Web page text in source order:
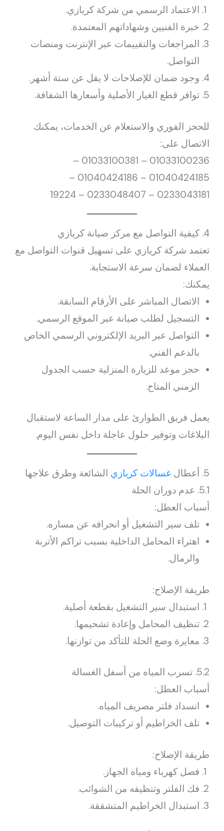
الاعتماد الرسمي من شركة كريازي.
خبرة الفنيين وشهاداتهم المعتمدة.
المراجعات والتقييمات عبر الإنترنت ومنصات
التواصل.
وجود ضمان للإصلاحات لا يقل عن ستة أشهر.
توافر قطع الغيار الأصلية وأسعارها الشفافة.
للحجز الفوري والاستعلام عن الخدمات، يمكنك
الاتصال على:
01033100236 – 01033100381 –
01040424185 – 01040424186 –
0233043181 – 0233048407 – 19224
4. كيفية التواصل مع مركز صيانة كريازي
تعتمد شركة كريازي على تسهيل قنوات التواصل مع
العملاء لضمان سرعة الاستجابة.
يمكنك:
الاتصال المباشر على الأرقام السابقة.
التسجيل لطلب صيانة عبر الموقع الرسمي.
التواصل عبر البريد الإلكتروني الرسمي الخاص
بالدعم الفني.
حجز موعد للزيارة المنزلية حسب الجدول
الزمني المتاح.
يعمل فريق الطوارئ على مدار الساعة لاستقبال
البلاغات وتوفير حلول عاجلة داخل نفس اليوم.
5. أعطال غسالات كريازي الشائعة وطرق علاجها
5.1. عدم دوران الحلة
أسباب العطل:
تلف سير التشغيل أو انحرافه عن مساره.
اهتراء المحامل الداخلية بسبب تراكم الأتربة
والرمال.
طريقة الإصلاح:
استبدال سير التشغيل بقطعة أصلية.
تنظيف المحامل وإعادة تشحيمها.
معايرة وضع الحلة للتأكد من توازنها.
5.2. تسرب المياه من أسفل الغسالة
أسباب العطل:
انسداد فلتر مصريف المياه.
تلف الخراطيم أو تركيبات التوصيل.
طريقة الإصلاح:
فصل كهرباء ومياه الجهاز.
فك الفلتر وتنظيفه من الشوائب.
استبدال الخراطيم المتشققة.